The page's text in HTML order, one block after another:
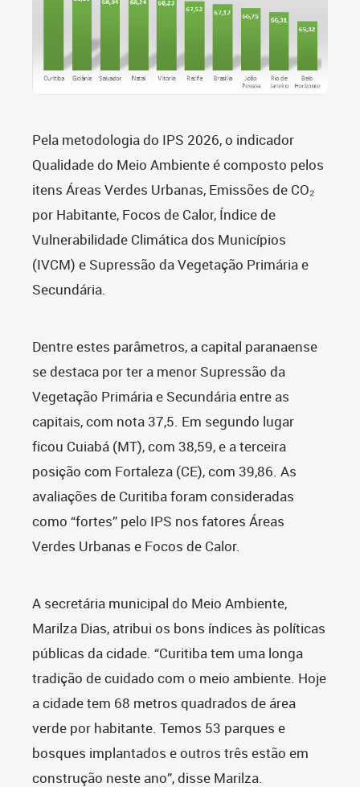
Pela metodologia do IPS 2026, o indicador
Qualidade do Meio Ambiente é composto pelos
itens Áreas Verdes Urbanas, Emissões de CO₂
por Habitante, Focos de Calor, Índice de
Vulnerabilidade Climática dos Municípios
(IVCM) e Supressão da Vegetação Primária e
Secundária.
Dentre estes parâmetros, a capital paranaense
se destaca por ter a menor Supressão da
Vegetação Primária e Secundária entre as
capitais, com nota 37,5. Em segundo lugar
ficou Cuiabá (MT), com 38,59, e a terceira
posição com Fortaleza (CE), com 39,86. As
avaliações de Curitiba foram consideradas
como “fortes” pelo IPS nos fatores Áreas
Verdes Urbanas e Focos de Calor.
A secretária municipal do Meio Ambiente,
Marilza Dias, atribui os bons índices às políticas
públicas da cidade. “Curitiba tem uma longa
tradição de cuidado com o meio ambiente. Hoje
a cidade tem 68 metros quadrados de área
verde por habitante. Temos 53 parques e
bosques implantados e outros três estão em
construção neste ano”, disse Marilza.